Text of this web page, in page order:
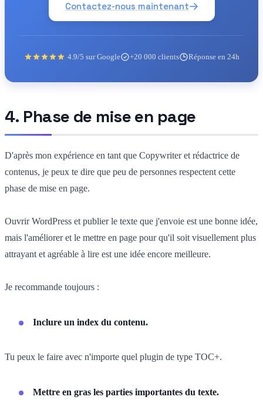
Contactez-nous maintenant
4.9/5 sur Google +20 000 clients Réponse en 24h
4. Phase de mise en page
D'après mon expérience en tant que Copywriter et rédactrice de
contenus, je peux te dire que peu de personnes respectent cette
phase de mise en page.
Ouvrir WordPress et publier le texte que j'envoie est une bonne idée,
mais l'améliorer et le mettre en page pour qu'il soit visuellement plus
attrayant et agréable à lire est une idée encore meilleure.
Je recommande toujours :
Inclure un index du contenu.
Tu peux le faire avec n'importe quel plugin de type TOC+.
Mettre en gras les parties importantes du texte.